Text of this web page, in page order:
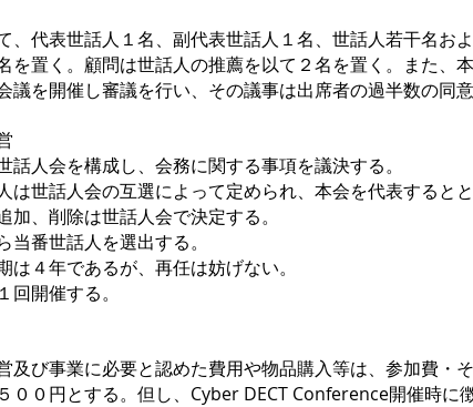
表世話人１名、副代表世話人１名、世話人若干名およ
。顧問は世話人の推薦を以て２名を置く。また、本
し審議を行い、その議事は出席者の過半数の同意
構成し、会務に関する事項を議決する。
会の互選によって定められ、本会を代表するととも
除は世話人会で決定する。
話人を選出する。
あるが、再任は妨げない。
催する。
に必要と認めた費用や物品購入等は、参加費・その
する。但し、Cyber DECT Conference開催時に徴